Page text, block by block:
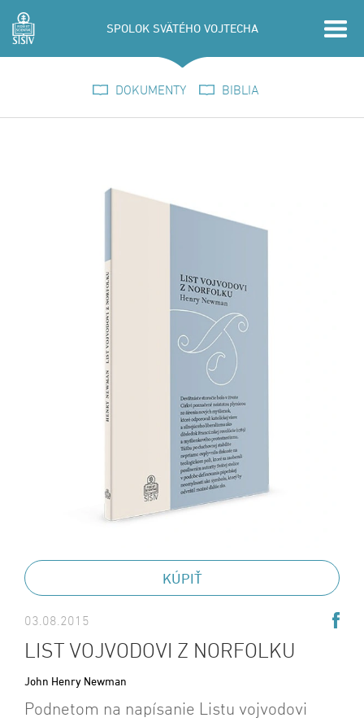
SPOLOK SVÄTÉHO VOJTECHA
DOKUMENTY BIBLIA
KÚPIŤ
03.08.2015
LIST VOJVODOVI Z NORFOLKU
John Henry Newman
Podnetom na napísanie Listu vojvodovi